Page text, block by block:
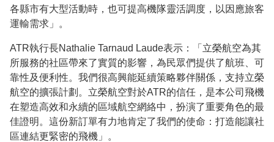
各縣市有大型活動時，也可提高機隊靈活調度，以因應旅客
運輸需求」。
ATR執行長Nathalie Tarnaud Laude表示：「立榮航空為其
所服務的社區帶來了實質的影響，為民眾們提供了航班、可
靠性及便利性。我們很高興能延續策略夥伴關係，支持立榮
航空的擴張計劃。立榮航空對於ATR的信任，是本公司飛機
在塑造高效和永續的區域航空網絡中，扮演了重要角色的最
佳證明。這份新訂單有力地肯定了我們的使命：打造能讓社
區連結更緊密的飛機」。